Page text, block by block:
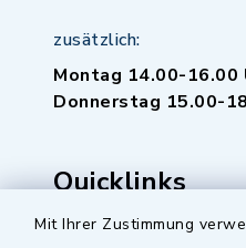
Mit Ihrer Zustimmung
zusätzlich:
Montag 14.00-16.00
Donnerstag 15.00-
Quicklinks
Baupilot